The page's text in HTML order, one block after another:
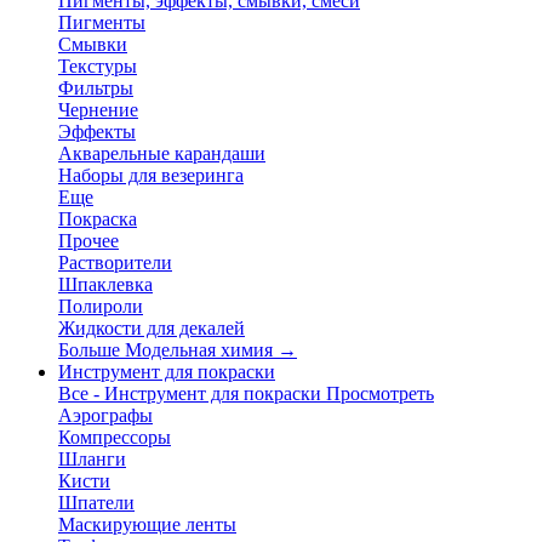
Пигменты
Смывки
Текстуры
Фильтры
Чернение
Эффекты
Акварельные карандаши
Наборы для везеринга
Еще
Покраска
Прочее
Растворители
Шпаклевка
Полироли
Жидкости для декалей
Больше Модельная химия →
Инструмент для покраски
Все - Инструмент для покраски Просмотреть
Аэрографы
Компрессоры
Шланги
Кисти
Шпатели
Маскирующие ленты